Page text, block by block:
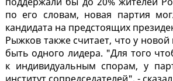
по его словам, новая партия
кандидата на предстоящих
Рыжков также считает, что у
быть одного лидера. "Для того
к индивидуальным спорам, у